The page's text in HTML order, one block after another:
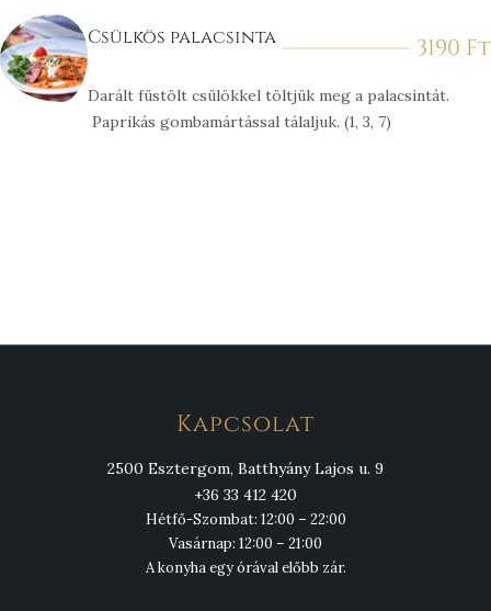
Csülkös palacsinta 3190 Ft
Darált füstölt csülökkel töltjük meg a palacsintát.
Paprikás gombamártással tálaljuk. (1, 3, 7)
Kapcsolat
2500 Esztergom, Batthyány Lajos u. 9
+36 33 412 420
Hétfő-Szombat: 12:00 – 22:00
Vasárnap: 12:00 – 21:00
A konyha egy órával előbb zár.